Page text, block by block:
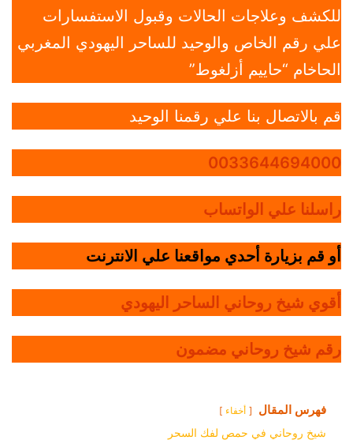
للكشف وعلاجات الحالات وقبول الاستفسارات
علي رقم الخاص والوحيد للساحر اليهودي المغربي
الحاخام “حاييم أزلغوط”
قم بالاتصال بنا علي رقمنا الوحيد
0033644694000
راسلنا علي الواتساب
أو قم بزيارة أحدي مواقعنا علي الانترنت
أقوي شيخ روحاني الساحر اليهودي
رقم شيخ روحاني مضمون
فهرس المقال أخفاء
شيخ روحاني في حمص لفك السحر